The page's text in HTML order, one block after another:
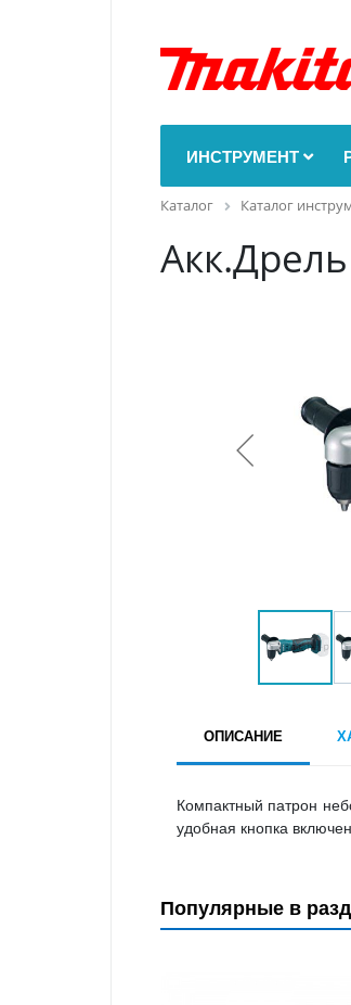
ИНСТРУМЕНТ
Каталог Каталог
ОПИСАНИЕ
Компактный патрон
удобная кнопка
Популярные в